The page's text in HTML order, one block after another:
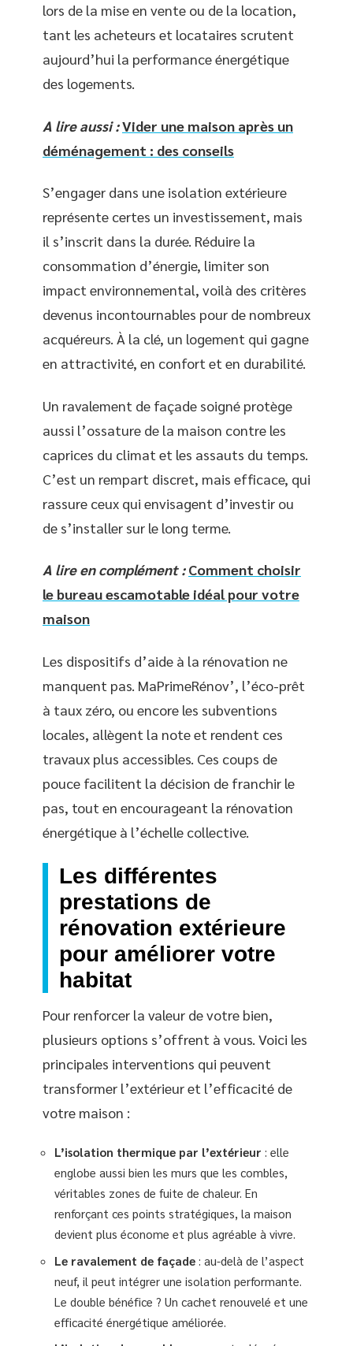
lors de la mise en vente ou de la location,
tant les acheteurs et locataires scrutent
aujourd’hui la performance énergétique
des logements.
A lire aussi :Vider une maison après un
déménagement : des conseils
S’engager dans une isolation extérieure
représente certes un investissement, mais
il s’inscrit dans la durée. Réduire la
consommation d’énergie, limiter son
impact environnemental, voilà des critères
devenus incontournables pour de nombreux
acquéreurs. À la clé, un logement qui gagne
en attractivité, en confort et en durabilité.
Un ravalement de façade soigné protège
aussi l’ossature de la maison contre les
caprices du climat et les assauts du temps.
C’est un rempart discret, mais efficace, qui
rassure ceux qui envisagent d’investir ou
de s’installer sur le long terme.
A lire en complément : Comment choisir
le bureau escamotable idéal pour votre
maison
Les dispositifs d’aide à la rénovation ne
manquent pas. MaPrimeRénov’, l’éco-prêt
à taux zéro, ou encore les subventions
locales, allègent la note et rendent ces
travaux plus accessibles. Ces coups de
pouce facilitent la décision de franchir le
pas, tout en encourageant la rénovation
énergétique à l’échelle collective.
Les différentes
prestations de
rénovation extérieure
pour améliorer votre
habitat
Pour renforcer la valeur de votre bien,
plusieurs options s’offrent à vous. Voici les
principales interventions qui peuvent
transformer l’extérieur et l’efficacité de
votre maison :
L’isolation thermique par l’extérieur : elle
englobe aussi bien les murs que les combles,
véritables zones de fuite de chaleur. En
renforçant ces points stratégiques, la maison
devient plus économe et plus agréable à vivre.
Le ravalement de façade : au-delà de l’aspect
neuf, il peut intégrer une isolation performante.
Le double bénéfice ? Un cachet renouvelé et une
efficacité énergétique améliorée.